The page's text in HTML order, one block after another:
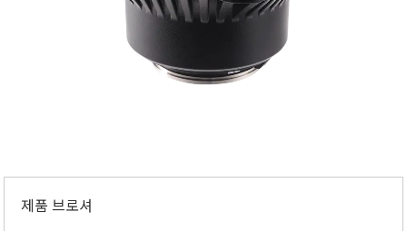
제품 브로셔